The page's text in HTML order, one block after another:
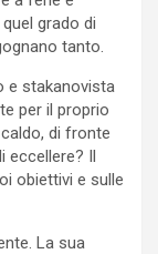
grado di
tanto.
e stakanovista
per il proprio
di fronte
eccellere? Il
obiettivi e sulle
La sua